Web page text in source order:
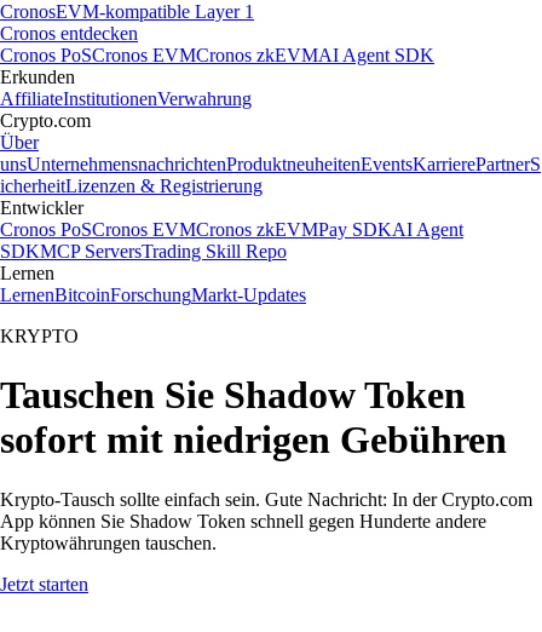
CronosEVM-kompatible Layer 1
Cronos entdecken
Cronos PoSCronos EVMCronos zkEVMAI Agent SDK
Erkunden
AffiliateInstitutionenVerwahrung
Crypto.com
Über
unsUnternehmensnachrichtenProduktneuheitenEventsKarrierePartnerS
icherheitLizenzen & Registrierung
Entwickler
Cronos PoSCronos EVMCronos zkEVMPay SDKAI Agent
SDKMCP ServersTrading Skill Repo
Lernen
LernenBitcoinForschungMarkt-Updates
KRYPTO
Tauschen Sie Shadow Token
sofort mit niedrigen Gebühren
Krypto-Tausch sollte einfach sein. Gute Nachricht: In der Crypto.com
App können Sie Shadow Token schnell gegen Hunderte andere
Kryptowährungen tauschen.
Jetzt starten